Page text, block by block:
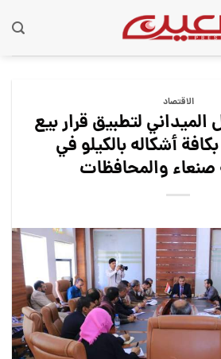
الاقتصاد
الميداني لتطبيق قرار بيع
أشكاله بالكيلو في
صنعاء والمحافظات